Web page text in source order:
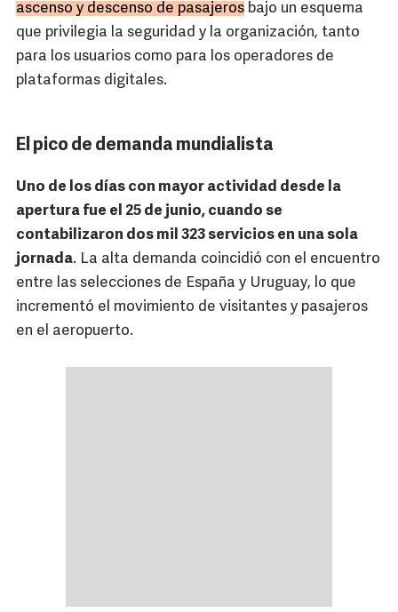
ascenso y descenso de pasajeros bajo un esquema
que privilegia la seguridad y la organización, tanto
para los usuarios como para los operadores de
plataformas digitales.
El pico de demanda mundialista
Uno de los días con mayor actividad desde la
apertura fue el 25 de junio, cuando se
contabilizaron dos mil 323 servicios en una sola
jornada. La alta demanda coincidió con el encuentro
entre las selecciones de España y Uruguay, lo que
incrementó el movimiento de visitantes y pasajeros
en el aeropuerto.